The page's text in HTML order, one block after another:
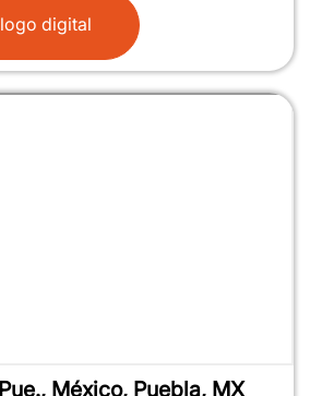
digital
México, Puebla, MX